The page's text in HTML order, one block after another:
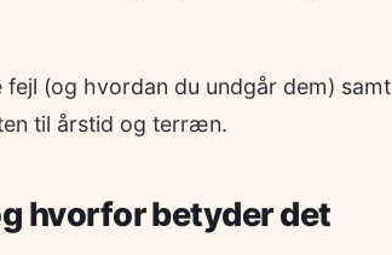
(og hvordan du undgår dem) samt
til årstid og terræn.
hvorfor betyder det